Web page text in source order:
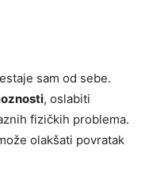
sam od sebe.
, oslabiti
fizičkih problema.
olakšati povratak